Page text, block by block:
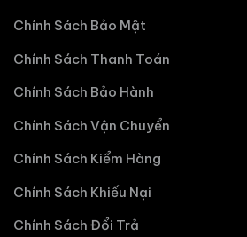
Chính Sách Bảo Mật
Chính Sách Thanh Toán
Chính Sách Bảo Hành
Chính Sách Vận Chuyển
Chính Sách Kiểm Hàng
Chính Sách Khiếu Nại
Chính Sách Đổi Trả